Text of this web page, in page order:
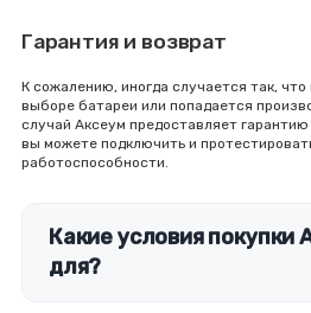
Гарантия и возврат
К сожалению, иногда случается так,
выборе батареи или попадается
случай Аксеум предоставляет
вы можете подключить и
работоспособности.
Какие условия покупки
для?